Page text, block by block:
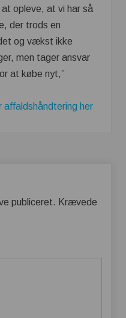
opleve, at vi har så
der trods en
og vækst ikke
men tager ansvar
at købe nyt,”
affaldshåndtering her
publiceret. Krævede